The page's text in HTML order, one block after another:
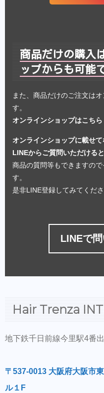
商品だけの購入
ップからも可能
また、商品だけのご注文は
す。
オンラインショップはこちら
オンラインショップに載せて
LINEからご質問いただける
商品の質問等もできますの
す。
是非LINE登録してみてくださ
LINEで
Hair Trenza
地下鉄千日前線今里駅4番
〒537-0013 大阪府大阪市
ル１F